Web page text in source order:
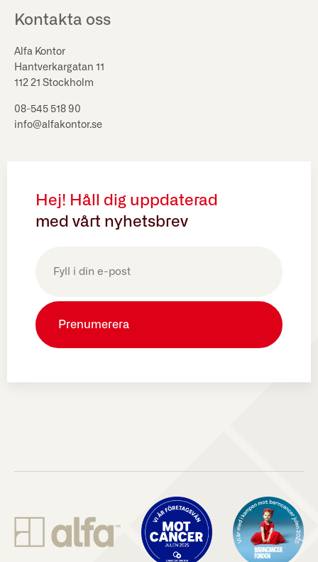
Kontakta oss
Alfa Kontor
Hantverkargatan 11
112 21 Stockholm
08-545 518 90
info@alfakontor.se
Hej! Håll dig uppdaterad
med vårt nyhetsbrev
(Obligatoriskt)